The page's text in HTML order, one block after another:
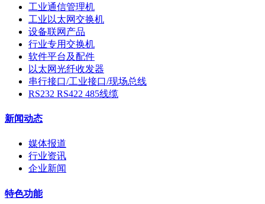
工业通信管理机
工业以太网交换机
设备联网产品
行业专用交换机
软件平台及配件
以太网光纤收发器
串行接口/工业接口/现场总线
RS232 RS422 485线缆
新闻动态
媒体报道
行业资讯
企业新闻
特色功能